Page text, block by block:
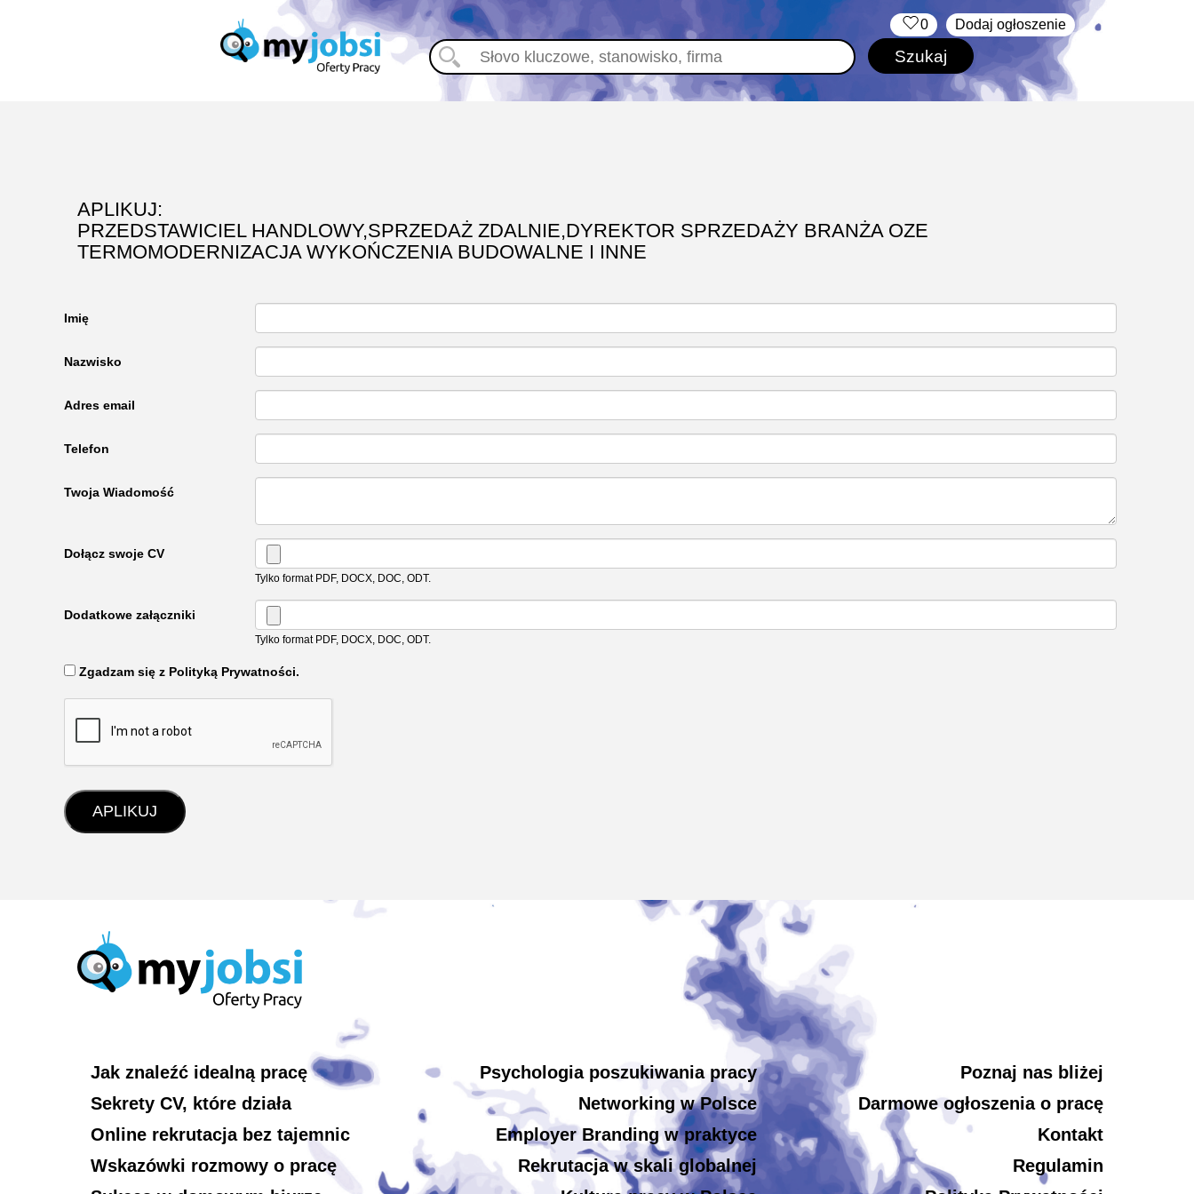
Dodaj ogłoszenie
0
APLIKUJ:
PRZEDSTAWICIEL HANDLOWY,SPRZEDAŻ ZDALNIE,DYREKTOR SPRZEDAŻY BRANŻA OZE
TERMOMODERNIZACJA WYKOŃCZENIA BUDOWALNE I INNE
Imię
Nazwisko
Adres email
Telefon
Twoja Wiadomość
Dołącz swoje CV
Tylko format PDF, DOCX, DOC, ODT.
Dodatkowe załączniki
Tylko format PDF, DOCX, DOC, ODT.
‏‏‎ ‎Zgadzam się z Polityką Prywatności.
Jak znaleźć idealną pracę
Sekrety CV, które działa
Online rekrutacja bez tajemnic
Wskazówki rozmowy o pracę
Psychologia poszukiwania pracy
Networking w Polsce
Employer Branding w praktyce
Rekrutacja w skali globalnej
Poznaj nas bliżej
Darmowe ogłoszenia o pracę
Kontakt
Regulamin